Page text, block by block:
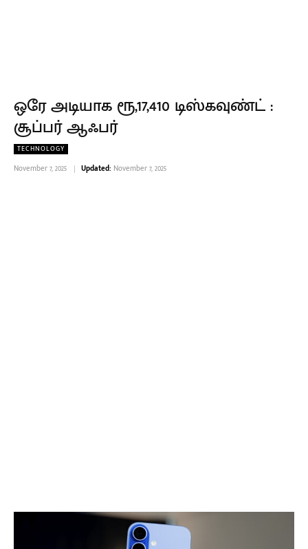
ஒரே அடியாக ரூ,17,410 டிஸ்கவுண்ட் :
சூப்பர் ஆஃபர்
TECHNOLOGY
November 7, 2025 Updated: November 7, 2025